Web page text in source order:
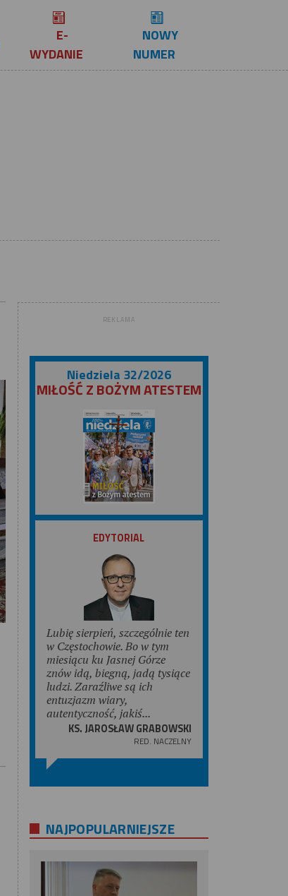
E-
WYDANIE
NOWY
NUMER
REKLAMA
Niedziela 32/2026
MIŁOŚĆ Z BOŻYM ATESTEM
ZOBACZ
EDYTORIAL
Lubię sierpień, szczególnie ten
w Częstochowie. Bo w tym
miesiącu ku Jasnej Górze
znów idą, biegną, jadą tysiące
ludzi. Zaraźliwe są ich
entuzjazm wiary,
autentyczność, jakiś...
KS. JAROSŁAW GRABOWSKI
RED. NACZELNY
NAJPOPULARNIEJSZE